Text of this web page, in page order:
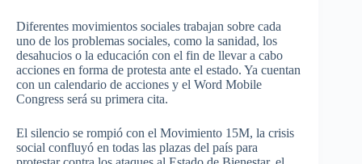
Diferentes movimientos sociales trabajan sobre cada
uno de los problemas sociales, como la sanidad, los
desahucios o la educación con el fin de llevar a cabo
acciones en forma de protesta ante el estado. Ya cuentan
con un calendario de acciones y el Word Mobile
Congress será su primera cita.
El silencio se rompió con el Movimiento 15M, la crisis
social confluyó en todas las plazas del país para